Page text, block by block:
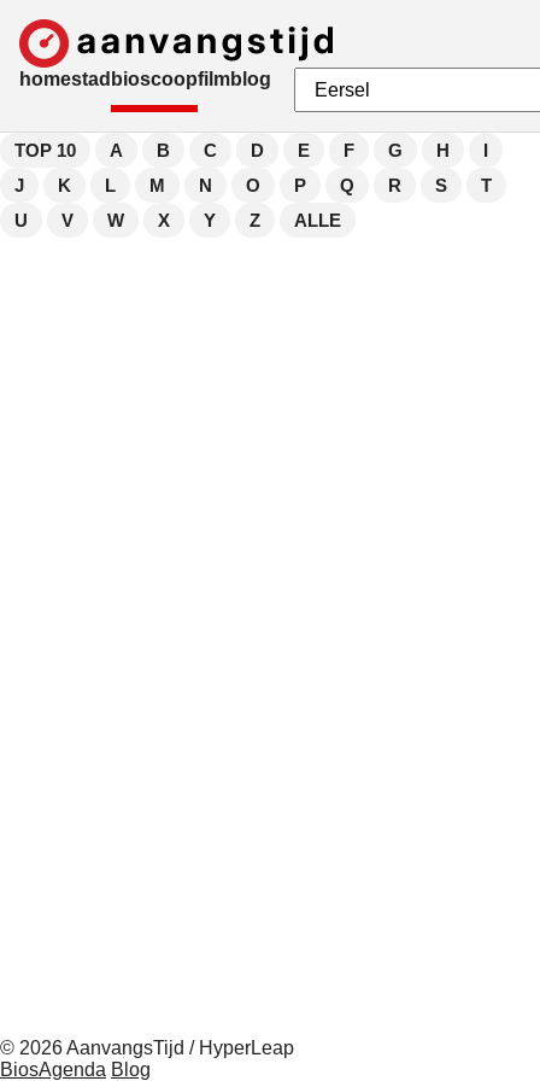
homestad bioscoopfilmblog
TOP 10 A B C D E F G H
I
J
K L M N O P Q R S
T
U
V W X Y Z ALLE
© 2026 AanvangsTijd / HyperLeap
BiosAgenda Blog